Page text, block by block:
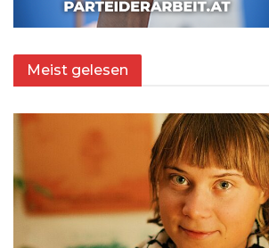
Meist gelesen